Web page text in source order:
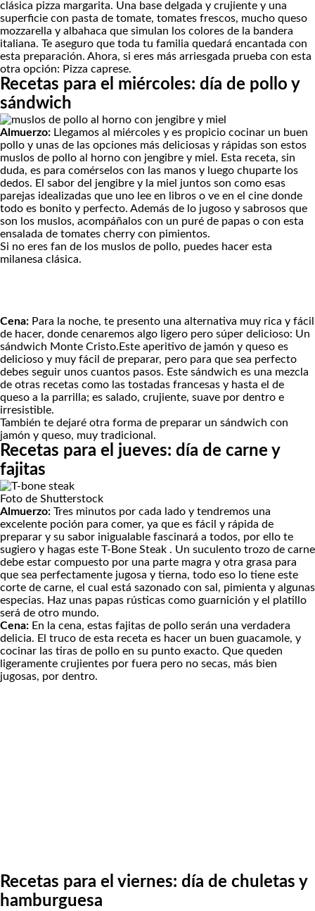
clásica pizza margarita. Una base delgada y crujiente y una
superficie con pasta de tomate, tomates frescos, mucho queso
mozzarella y albahaca que simulan los colores de la bandera
italiana. Te aseguro que toda tu familia quedará encantada con
esta preparación. Ahora, si eres más arriesgada prueba con esta
otra opción: Pizza caprese.
Recetas para el miércoles: día de pollo y
sándwich
Almuerzo: Llegamos al miércoles y es propicio cocinar un buen
pollo y unas de las opciones más deliciosas y rápidas son estos
muslos de pollo al horno con jengibre y miel . Esta receta, sin
duda, es para comérselos con las manos y luego chuparte los
dedos. El sabor del jengibre y la miel juntos son como esas
parejas idealizadas que uno lee en libros o ve en el cine donde
todo es bonito y perfecto. Además de lo jugoso y sabrosos que
son los muslos, acompáñalos con un puré de papas o con esta
ensalada de tomates cherry con pimientos.
Si no eres fan de los muslos de pollo, puedes hacer esta
milanesa clásica.
Cena: Para la noche, te presento una alternativa muy rica y fácil
de hacer, donde cenaremos algo ligero pero súper delicioso: Un
sándwich Monte Cristo. Este aperitivo de jamón y queso es
delicioso y muy fácil de preparar, pero para que sea perfecto
debes seguir unos cuantos pasos. Este sándwich es una mezcla
de otras recetas como las tostadas francesas y hasta el de
queso a la parrilla; es salado, crujiente, suave por dentro e
irresistible.
También te dejaré otra forma de preparar un sándwich con
jamón y queso, muy tradicional.
Recetas para el jueves: día de carne y
fajitas
Foto de Shutterstock
Almuerzo: Tres minutos por cada lado y tendremos una
excelente poción para comer, ya que es fácil y rápida de
preparar y su sabor inigualable fascinará a todos, por ello te
sugiero y hagas este T-Bone Steak . Un suculento trozo de carne
debe estar compuesto por una parte magra y otra grasa para
que sea perfectamente jugosa y tierna, todo eso lo tiene este
corte de carne, el cual está sazonado con sal, pimienta y algunas
especias. Haz unas papas rústicas como guarnición y el platillo
será de otro mundo.
Cena: En la cena, estas fajitas de pollo serán una verdadera
delicia. El truco de esta receta es hacer un buen guacamole, y
cocinar las tiras de pollo en su punto exacto. Que queden
ligeramente crujientes por fuera pero no secas, más bien
jugosas, por dentro.
Recetas para el viernes: día de chuletas y
hamburguesa